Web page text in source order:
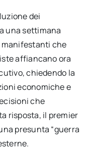
dei
una settimana
manifestanti che
affiancano ora
chiedendo la
economiche e
che
risposta, il premier
presunta “guerra